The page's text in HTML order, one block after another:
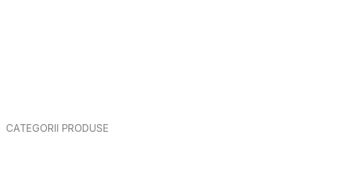
CATEGORII PRODUSE